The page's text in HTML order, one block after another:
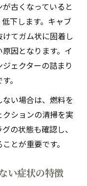
古くなっていると
下します。キャブ
てガム状に固着し
因となります。イ
ェクターの詰まり
。
い場合は、燃料を
ションの清掃を実
の状態も確認し、
とが重要です。
い症状の特徴